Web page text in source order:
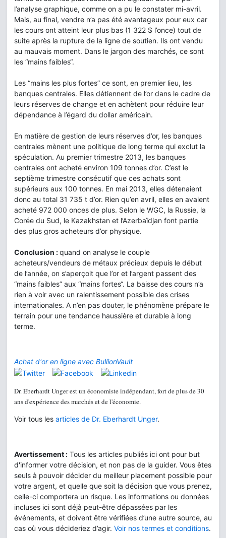
l’analyse graphique, comme on a pu le constater mi-avril.
Mais, au final, vendre n’a pas été avantageux pour eux car
les cours ont atteint leur plus bas (1 322 $ l’once) tout de
suite après la rupture de la ligne de soutien. Ils ont vendu
au mauvais moment. Dans le jargon des marchés, ce sont
les “mains faibles“.
Les “mains les plus fortes” ce sont, en premier lieu, les
banques centrales. Elles détiennent de l’or dans le cadre de
leurs réserves de change et en achètent pour réduire leur
dépendance à l’égard du dollar américain.
En matière de gestion de leurs réserves d’or, les banques
centrales mènent une politique de long terme qui exclut la
spéculation. Au premier trimestre 2013, les banques
centrales ont acheté environ 109 tonnes d’or. C’est le
septième trimestre consécutif que ces achats sont
supérieurs aux 100 tonnes. En mai 2013, elles détenaient
donc au total 31 735 t d’or. Rien qu’en avril, elles en avaient
acheté 972 000 onces de plus. Selon le WGC, la Russie, la
Corée du Sud, le Kazakhstan et l’Azerbaïdjan font partie
des plus gros acheteurs d’or physique.
Conclusion :quand on analyse le couple
acheteurs/vendeurs de métaux précieux depuis le début
de l’année, on s’aperçoit que l’or et l’argent passent des
“mains faibles” aux “mains fortes“. La baisse des cours n’a
rien à voir avec un ralentissement possible des crises
internationales. A n’en pas douter, le phénomène prépare le
terrain pour une tendance haussière et durable à long
terme.
Achat d'or en ligne avec BullionVault
Dr. Eberhardt Unger est un économiste indépendant, fort de plus de 30
ans d'expérience des marchés et de l'économie.
Voir tous les articles de Dr. Eberhardt Unger.
Avertissement : Tous les articles publiés ici ont pour but
d'informer votre décision, et non pas de la guider. Vous êtes
seuls à pouvoir décider du meilleur placement possible pour
votre argent, et quelle que soit la décision que vous prenez,
celle-ci comportera un risque. Les informations ou données
incluses ici sont déjà peut-être dépassées par les
événements, et doivent être vérifiées d’une autre source, au
cas où vous décideriez d’agir. Voir nos termes et conditions.